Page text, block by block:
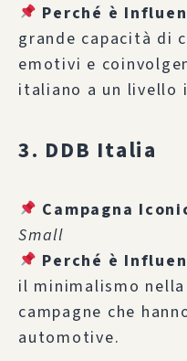
Perché è
grande capacità di
emotivi e
italiano a un livello
3. DDB Italia
Campagna
Small
Perché è
il minimalismo
campagne che
automotive.